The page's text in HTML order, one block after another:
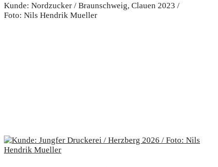
Kunde: Nordzucker / Braunschweig, Clauen 2023 /
Foto: Nils Hendrik Mueller